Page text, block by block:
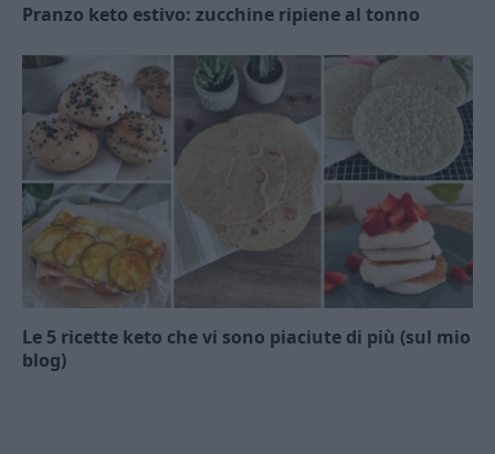
Pranzo keto estivo: zucchine ripiene al tonno
Le 5 ricette keto che vi sono piaciute di più (sul mio
blog)